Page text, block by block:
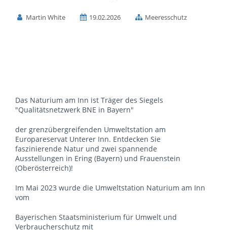
Martin White 19.02.2026 Meeresschutz
Das Naturium am Inn ist Träger des Siegels
"Qualitätsnetzwerk BNE in Bayern"
der grenzübergreifenden Umweltstation am
Europareservat Unterer Inn. Entdecken Sie
faszinierende Natur und zwei spannende
Ausstellungen in Ering (Bayern) und Frauenstein
(Oberösterreich)!
Im Mai 2023 wurde die Umweltstation Naturium am Inn
vom
Bayerischen Staatsministerium für Umwelt und
Verbraucherschutz mit